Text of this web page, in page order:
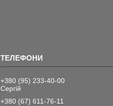
+380 (95) 233-40-00
Сергій
+380 (67) 611-76-11